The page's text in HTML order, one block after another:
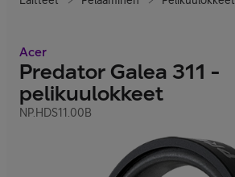
Acer
Predator Galea 311 -
pelikuulokkeet
NP.HDS11.00B